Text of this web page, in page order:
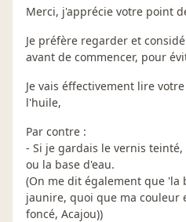
Merci, j'apprécie votre point
Je préfère regarder et
avant de commencer, pour
Je vais éffectivement lire
l'huile,
Par contre :
- Si je gardais le vernis
ou la base d'eau.
(On me dit également que 'la
jaunire, quoi que ma couleur
foncé, Acajou))